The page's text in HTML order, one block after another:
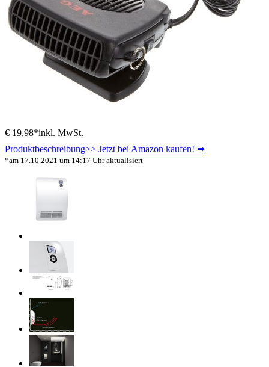
€ 19,98*inkl. MwSt.
Produktbeschreibung>> Jetzt bei Amazon kaufen! ➥
*am 17.10.2021 um 14:17 Uhr aktualisiert